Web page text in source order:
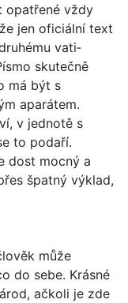
opatřené vždy
jen oficiální text
vati­
skutečně
má být s
aparátem.
v jednotě s
to podaří.
dost mocný a
špatný výklad,
může
do sebe. Krásné
ačkoli je zde